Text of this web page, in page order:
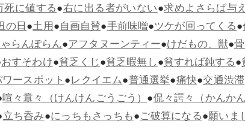
死に値する●右に出る者がいない●求めよさらば与
の日●土用●自画自賛●手前味噌●ツケが回ってくる●
らんぽらん●アフタヌーンティー●けだもの、獣●
おすそわけ●貧乏くじ●貧乏暇無し●貧すれば鈍する●
ースポット●レクイエム●普通選挙●痛快●交通渋滞
喧々囂々（けんけんごうごう）●侃々諤々（かんか
立ち呑み●にっちもさっちも●ご破算になる●願いま